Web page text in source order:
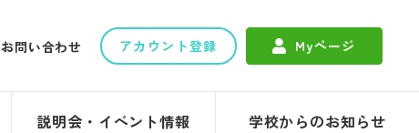
お問い合わせ アカウント登録 Myページ
説明会・イベント情報 学校からのお知らせ